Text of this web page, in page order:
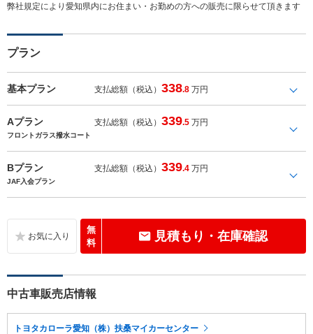
弊社規定により愛知県内にお住まい・お勤めの方への販売に限らせて頂きます
プラン
基本プラン 支払総額（税込）338.8 万円
Aプラン 支払総額（税込）339.5 万円
フロントガラス撥水コート
Bプラン 支払総額（税込）339.4 万円
JAF入会プラン
無
料
見積もり・在庫確認
中古車販売店情報
トヨタカローラ愛知（株）扶桑マイカーセンター